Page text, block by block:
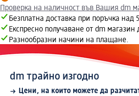
Проверка на наличност във Вашия dm
Безплатна доставка при поръчка над
Експресно получаване от dm магазин
Разнообразни начини на плащане.
dm трайно изгодно
Цени, на които можете да